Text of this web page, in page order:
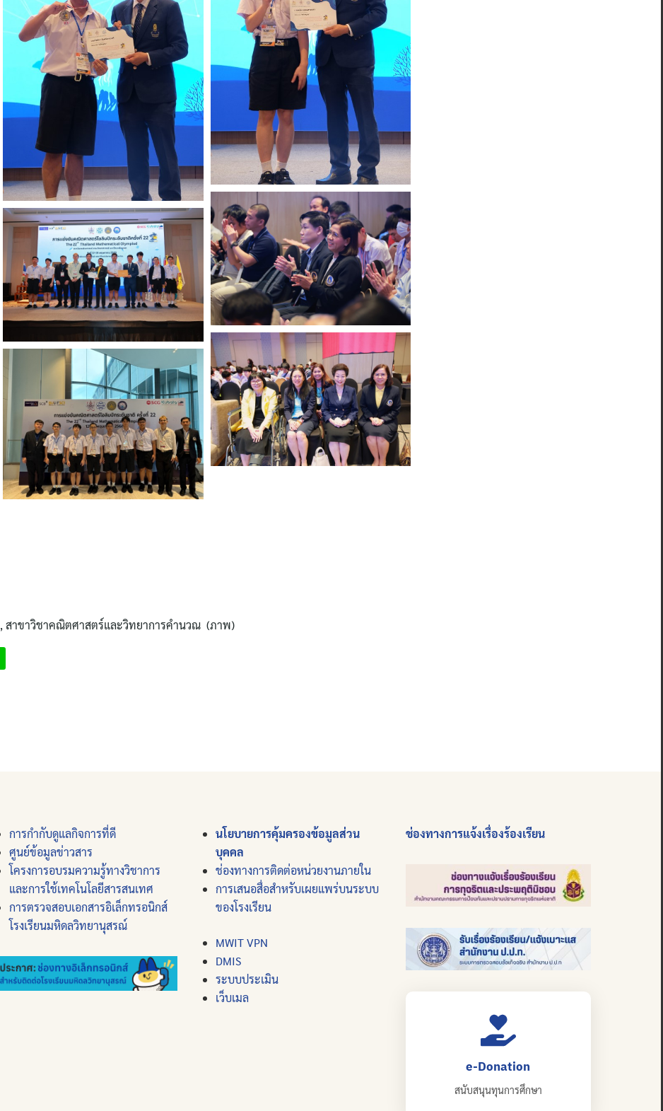
, สาขาวิชาคณิตศาสตร์และวิทยาการคำนวณ (ภาพ)
การกำกับดูแลกิจการที่ดี
ศูนย์ข้อมูลข่าวสาร
โครงการอบรมความรู้ทางวิชาการ
และการใช้เทคโนโลยีสารสนเทศ
การตรวจสอบเอกสารอิเล็กทรอนิกส์
โรงเรียนมหิดลวิทยานุสรณ์
นโยบายการคุ้มครองข้อมูลส่วน
บุคคล
ช่องทางการติดต่อหน่วยงานภายใน
การเสนอสื่อสำหรับเผยแพร่บนระบบ
ของโรงเรียน
MWIT VPN
DMIS
ระบบประเมิน
เว็บเมล
ช่องทางการแจ้งเรื่องร้องเรียน
e-Donation
สนับสนุนทุนการศึกษา